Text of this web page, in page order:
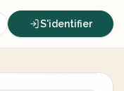
S'identifier